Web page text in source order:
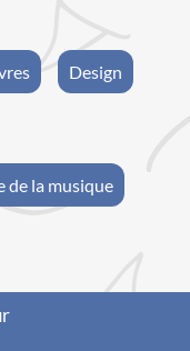
Design
de la musique